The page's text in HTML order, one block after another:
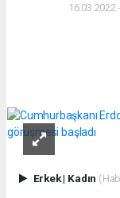
16.03.2022
Erkek| Kadın